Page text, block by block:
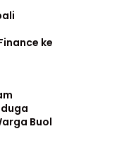
ke
Buol